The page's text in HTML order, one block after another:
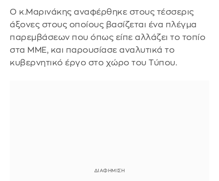
Ο κ.Μαρινάκης αναφέρθηκε στους τέσσερις
άξονες στους οποίους βασίζεται ένα πλέγμα
παρεμβάσεων που όπως είπε αλλάζει το τοπίο
στα ΜΜΕ, και παρουσίασε αναλυτικά το
κυβερνητικό έργο στο χώρο του Τύπου.